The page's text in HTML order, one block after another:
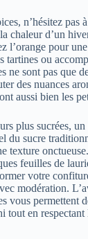
n’hésitez pas
chaleur d’un
l’orange pour
tartines ou
ne sont pas que
des nuances
aussi bien les
plus sucrées,
du sucre
texture
feuilles de
votre
modération.
vous permettent
tout en respectant